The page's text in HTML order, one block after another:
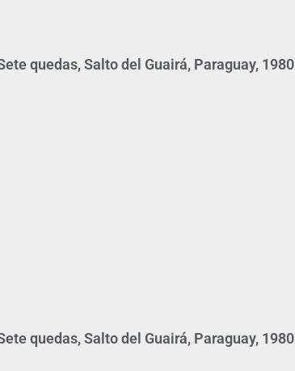
quedas, Salto del Guairá, Paraguay, 1980
quedas, Salto del Guairá, Paraguay, 1980